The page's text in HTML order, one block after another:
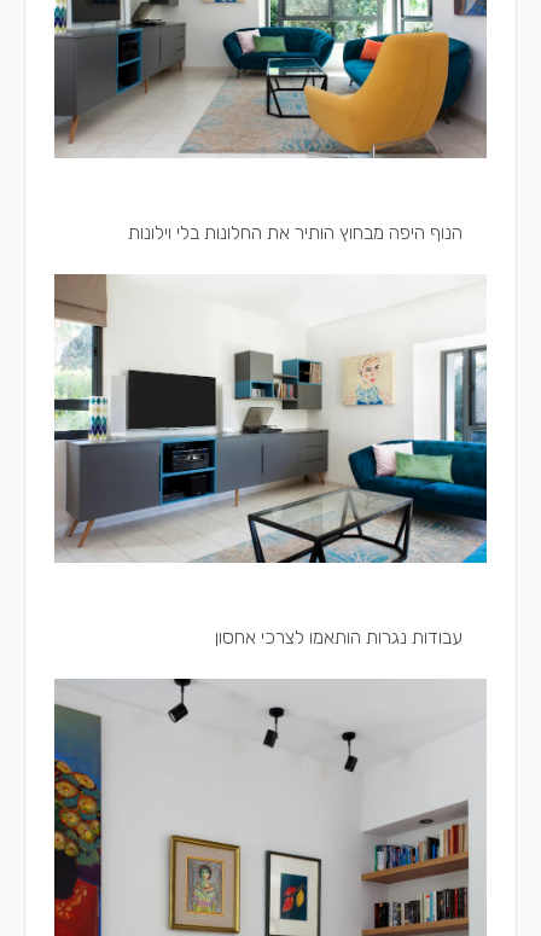
הנוף היפה מבחוץ הותיר את החלונות בלי וילונות
עבודות נגרות הותאמו לצרכי אחסון